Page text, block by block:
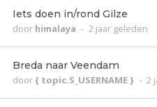
Iets doen in/rond Gilze
door himalaya - 2 jaar geleden
Breda naar Veendam
door{ topic.S_USERNAME } - 2